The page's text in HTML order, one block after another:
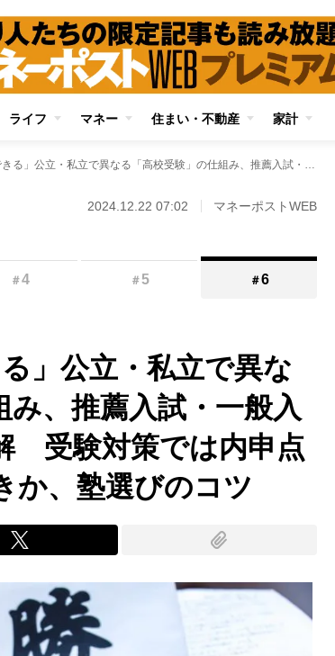
ライフ マネー 住まい・不動産 家計
「必ず1校は合格できる」公立・私立で異なる「高校受験」の仕組み、推薦入試・一般入試の各パターンを図解 受験対策では内申点をどこまで重視すべきか、塾選びのコツ
2024.12.22 07:02 マネーポストWEB
＃4 ＃5 ＃6
」公立・私立で異な
、推薦入試・一般入
受験対策では内申点
か、塾選びのコツ